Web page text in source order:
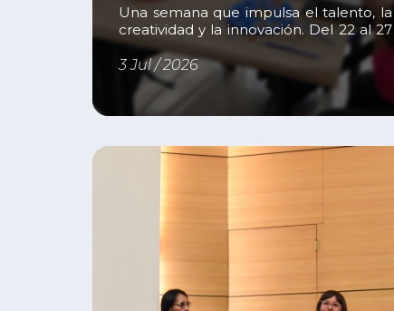
Una semana que impulsa el talento, la
creatividad y la innovación. Del 22 al 27
de junio, el Instituto del Sur realizó una
nueva edición de ISUR Cultural, una
iniciativa orientada a fortalecer la vida
estudiantil mediante actividades que
promueven la participación, la
expresión del talento de nuestros
estudiantes. Más que una semana de
3 Jul / 2026